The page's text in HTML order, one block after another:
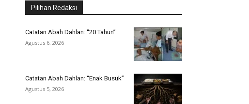
Pilihan Redaksi
Catatan Abah Dahlan: “20 Tahun”
Agustus 6, 2026
Catatan Abah Dahlan: “Enak Busuk”
Agustus 5, 2026